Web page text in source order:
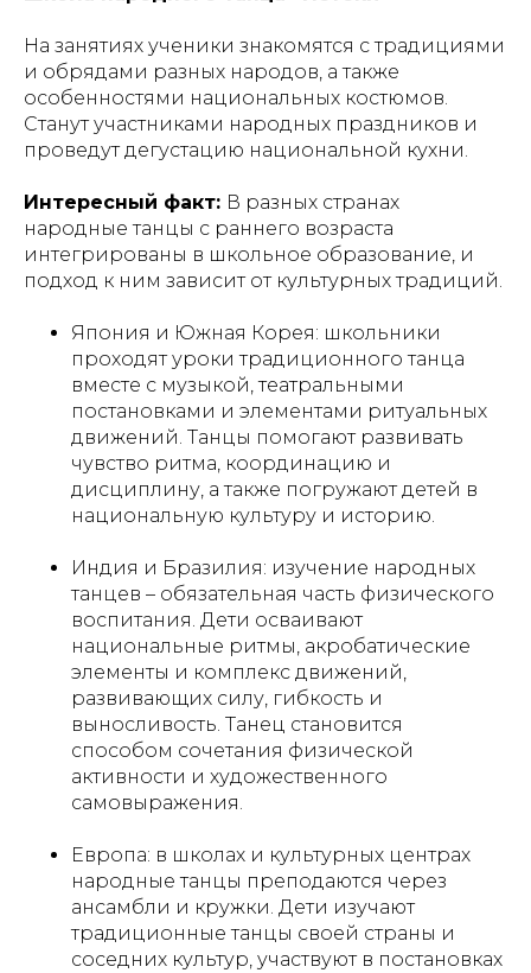
На занятиях ученики знакомятся с традициями
и обрядами разных народов, а также
особенностями национальных костюмов.
Станут участниками народных праздников и
проведут дегустацию национальной кухни.
Интересный факт: В разных странах
народные танцы с раннего возраста
интегрированы в школьное образование, и
подход к ним зависит от культурных традиций.
Япония и Южная Корея: школьники
проходят уроки традиционного танца
вместе с музыкой, театральными
постановками и элементами ритуальных
движений. Танцы помогают развивать
чувство ритма, координацию и
дисциплину, а также погружают детей в
национальную культуру и историю.
Индия и Бразилия: изучение народных
танцев – обязательная часть физического
воспитания. Дети осваивают
национальные ритмы, акробатические
элементы и комплекс движений,
развивающих силу, гибкость и
выносливость. Танец становится
способом сочетания физической
активности и художественного
самовыражения.
Европа: в школах и культурных центрах
народные танцы преподаются через
ансамбли и кружки. Дети изучают
традиционные танцы своей страны и
соседних культур, участвуют в постановках